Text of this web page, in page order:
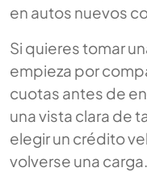
en autos nuevos
Si quieres tomar
empieza por
cuotas antes de
una vista clara de
elegir un crédito
volverse una